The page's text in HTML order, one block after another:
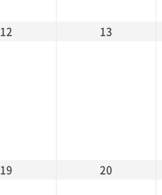
12 13
19 20